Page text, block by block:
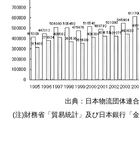
出典：日本物流団体連
(注)財務省「貿易統計」及び日本銀行「